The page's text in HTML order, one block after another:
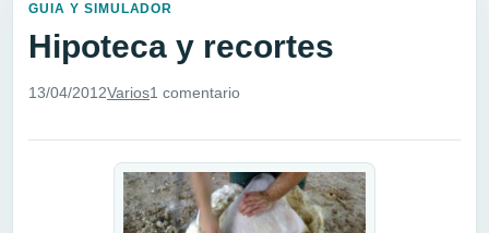
GUIA Y SIMULADOR
Hipoteca y recortes
13/04/2012Varios1 comentario